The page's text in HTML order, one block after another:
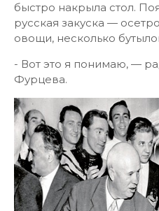
быстро накрыла стол.
русская закуска —
овощи, несколько
- Вот это я понимаю, —
Фурцева.